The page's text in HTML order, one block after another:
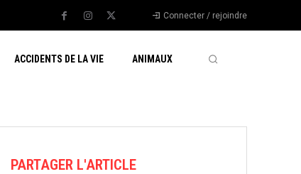
Connecter / rejoindre
ACCIDENTS DE LA VIE ANIMAUX
PARTAGER L'ARTICLE